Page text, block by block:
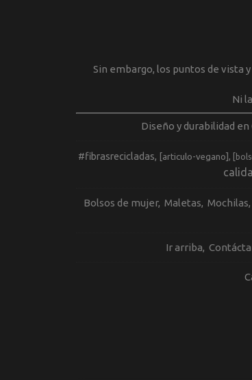
Sin embargo, los puntos de vista
Ni
Diseño y durabilidad
#fibrasrecicladas [articulo-vegano]
Bolsos de mujer Maletas Mochilas
Ir arriba